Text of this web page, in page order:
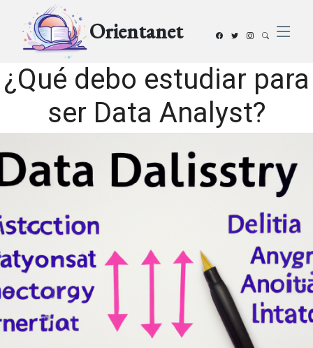
Orientanet
¿Qué debo estudiar para
ser Data Analyst?